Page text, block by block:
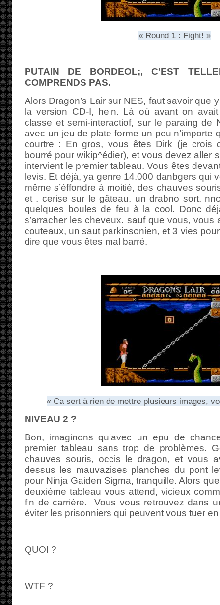
« Round 1 : Fight! »
PUTAIN DE BORDEOL;, C’EST
COMPRENDS PAS.
Alors Dragon’s Lair sur NES, faut savoir que
la version CD-I, hein. Là où avant on
classe et semi-interactiof, sur le paraing de
avec un jeu de plate-forme un peu n’importe
courtre : En gros, vous êtes Dirk (je crois
bourré pour wikip^édier), et vous devez aller
intervient le premier tableau. Vous êtes
levis. Et déjà, ya genre 14.000 danbgers qui
même s’éffondre à moitié, des chauves
et , cerise sur le gâteau, un drabno sort,
quelques boules de feu à la cool. Donc
s’arracher les cheveux. sauf que vous, vous
couteaux, un saut parkinsonien, et 3 vies
dire que vous êtes mal barré.
« Ca sert à rien de mettre plusieurs images,
NIVEAU 2 ?
Bon, imaginons qu’avec un epu de
premier tableau sans trop de problèmes.
chauves souris, occis le dragon, et vous
dessus les mauvazises planches du pont
pour Ninja Gaiden Sigma, tranquille. Alors
deuxième tableau vous attend, vicieux
fin de carrière. Vous vous retrouvez dans
éviter les prisonniers qui peuvent vous tuer
QUOI ?
WTF ?